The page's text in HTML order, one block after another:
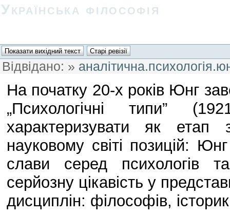
Українська філософія
Відвідано: »
На початку 20-х років Юнг
„Психологічні типи”
характеризувати як етап
науковому світі позицій:
слави серед психологів
серйозну цікавість у
дисциплін: філософів,